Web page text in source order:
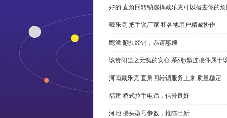
好的 直角回转锁选择戴乐克可以省去你的
戴乐克 把手锁厂家 和各地用户精诚协作
鹰潭 翻扣经销，恭请惠顾
该贵阳当之无愧的安心 系列p型连接件属于
河南戴乐克 直角回转锁服务上乘 质量稳定
福建 桥式拉手电话，信誉良好
河池 接头型号参数，推陈出新